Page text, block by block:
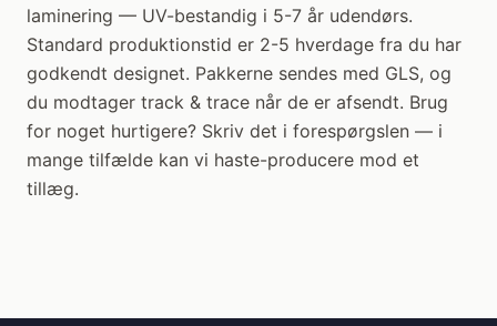
laminering — UV-bestandig i 5-7 år udendørs.
Standard produktionstid er 2-5 hverdage fra du har
godkendt designet. Pakkerne sendes med GLS, og
du modtager track & trace når de er afsendt. Brug
for noget hurtigere? Skriv det i forespørgslen — i
mange tilfælde kan vi haste-producere mod et
tillæg.